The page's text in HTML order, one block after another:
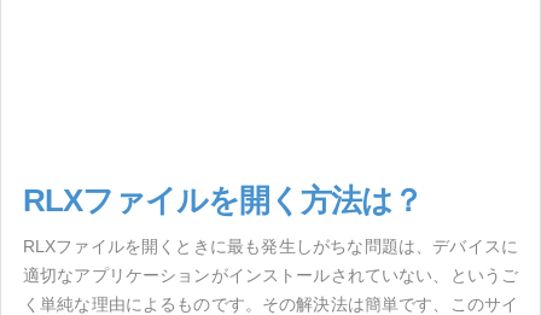
RLXファイルを開く方法は？
RLXファイルを開くときに最も発生しがちな問題は、デバイスに
適切なアプリケーションがインストールされていない、というご
く単純な理由によるものです。その解決法は簡単です、このサイ